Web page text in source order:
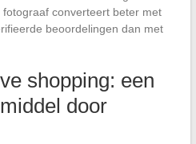
converteert beter met
beoordelingen dan met
shopping: een
door